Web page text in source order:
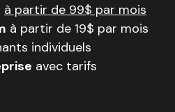
à partir de 99$ par mois
à partir de 19$ par mois
individuels
avec tarifs